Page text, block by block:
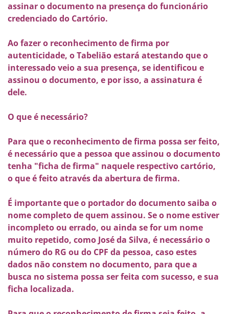
assinar o documento na presença do funcionário
credenciado do Cartório.
Ao fazer o reconhecimento de firma por
autenticidade, o Tabelião estará atestando que o
interessado veio a sua presença, se identificou e
assinou o documento, e por isso, a assinatura é
dele.
O que é necessário?
Para que o reconhecimento de firma possa ser feito,
é necessário que a pessoa que assinou o documento
tenha "ficha de firma" naquele respectivo cartório,
o que é feito através da abertura de firma.
É importante que o portador do documento saiba o
nome completo de quem assinou. Se o nome estiver
incompleto ou errado, ou ainda se for um nome
muito repetido, como José da Silva, é necessário o
número do RG ou do CPF da pessoa, caso estes
dados não constem no documento, para que a
busca no sistema possa ser feita com sucesso, e sua
ficha localizada.